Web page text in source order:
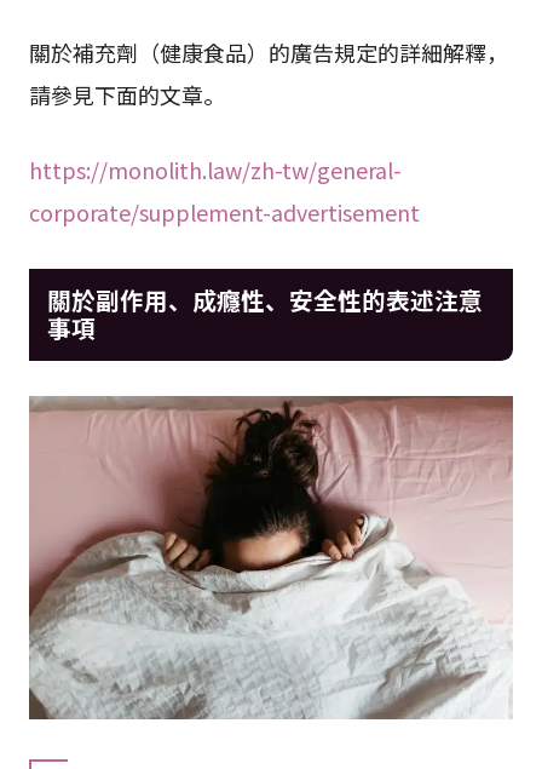
關於補充劑（健康食品）的廣告規定的詳細解釋，
請參見下面的文章。
https://monolith.law/zh-tw/general-
corporate/supplement-advertisement
關於副作用、成癮性、安全性的表述注意
事項